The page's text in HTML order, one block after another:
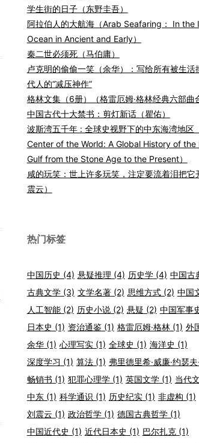
学生街的日子（东野圭吾）
阿拉伯人的大航海（Arab Seafaring： In the
Ocean in Ancient and Early）
秦二世必须死（马伯庸）
卢克明的偷偷一笑（余华）：写给所有被生活
代人的“减压神作”
格林文集（6册）（格雷厄姆·格林经典六部曲
中国古代十大禁书：剪灯新话（瞿佑）
波斯湾五千年 : 全球史视野下的中东海湾地区
Center of the World: A Global History of the
Gulf from the Stone Age to the Present）
咸的玩笑：世上许多玩笑，注定要流着泪把它
震云）
热门标签
中国历史 (4) 悬疑推理 (4) 历史学(4) 中国古
古典文学(3) 文学名著(2) 思维方式(2) 中国
人工智能(2) 历史小说(2) 悬疑 (2) 中国军事
日本史 (1) 资治通鉴(1) 格雷厄姆·格林(1) 外
余华(1) 心理写实(1) 全球史 (1) 海洋史 (1)
深度学习 (1) 算法(1) 弗里德里希·威廉·约瑟夫
畅销书 (1) 犯罪心理学(1) 英国文学(1) 当代
中东(1) 科学通识 (1) 历史纪实(1) 非虚构 (1)
刘震云 (1) 政治哲学(1) 德国古典哲学(1)
中国近代史 (1) 近代日本史 (1) 巴尔扎克(1)